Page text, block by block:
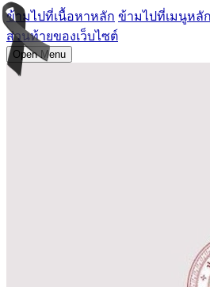
ข้ามไปที่เนื้อหาหลัก ข้ามไปที่เมนูหลั
ส่วนท้ายของเว็บไซต์
Open Menu